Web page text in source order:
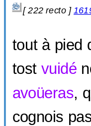
[ 222 recto ]
tout à pied
tostvuidé
avoüeras,
cognois